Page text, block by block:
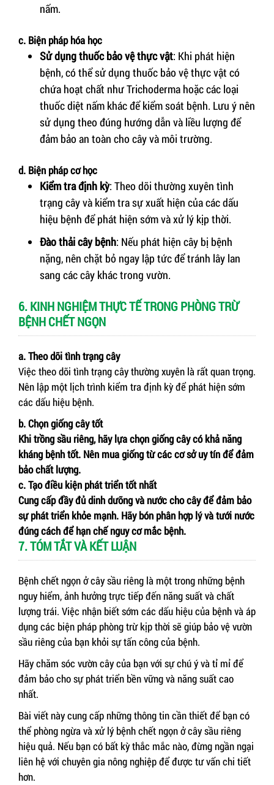
nấm.
c. Biện pháp hóa học
Sử dụng thuốc bảo vệ thực vật: Khi phát hiện
bệnh, có thể sử dụng thuốc bảo vệ thực vật có
chứa hoạt chất như Trichoderma hoặc các loại
thuốc diệt nấm khác để kiểm soát bệnh. Lưu ý nên
sử dụng theo đúng hướng dẫn và liều lượng để
đảm bảo an toàn cho cây và môi trường.
d. Biện pháp cơ học
Kiểm tra định kỳ: Theo dõi thường xuyên tình
trạng cây và kiểm tra sự xuất hiện của các dấu
hiệu bệnh để phát hiện sớm và xử lý kịp thời.
Đào thải cây bệnh: Nếu phát hiện cây bị bệnh
nặng, nên chặt bỏ ngay lập tức để tránh lây lan
sang các cây khác trong vườn.
6. KINH NGHIỆM THỰC TẾ TRONG PHÒNG TRỪ
BỆNH CHẾT NGỌN
a. Theo dõi tình trạng cây
Việc theo dõi tình trạng cây thường xuyên là rất quan trọng.
Nên lập một lịch trình kiểm tra định kỳ để phát hiện sớm
các dấu hiệu bệnh.
b. Chọn giống cây tốt
Khi trồng sầu riêng, hãy lựa chọn giống cây có khả năng
kháng bệnh tốt. Nên mua giống từ các cơ sở uy tín để đảm
bảo chất lượng.
c. Tạo điều kiện phát triển tốt nhất
Cung cấp đầy đủ dinh dưỡng và nước cho cây để đảm bảo
sự phát triển khỏe mạnh. Hãy bón phân hợp lý và tưới nước
đúng cách để hạn chế nguy cơ mắc bệnh.
7. TÓM TẮT VÀ KẾT LUẬN
Bệnh chết ngọn ở cây sầu riêng là một trong những bệnh
nguy hiểm, ảnh hưởng trực tiếp đến năng suất và chất
lượng trái. Việc nhận biết sớm các dấu hiệu của bệnh và áp
dụng các biện pháp phòng trừ kịp thời sẽ giúp bảo vệ vườn
sầu riêng của bạn khỏi sự tấn công của bệnh.
Hãy chăm sóc vườn cây của bạn với sự chú ý và tỉ mỉ để
đảm bảo cho sự phát triển bền vững và năng suất cao
nhất.
Bài viết này cung cấp những thông tin cần thiết để bạn có
thể phòng ngừa và xử lý bệnh chết ngọn ở cây sầu riêng
hiệu quả. Nếu bạn có bất kỳ thắc mắc nào, đừng ngần ngại
liên hệ với chuyên gia nông nghiệp để được tư vấn chi tiết
hơn.